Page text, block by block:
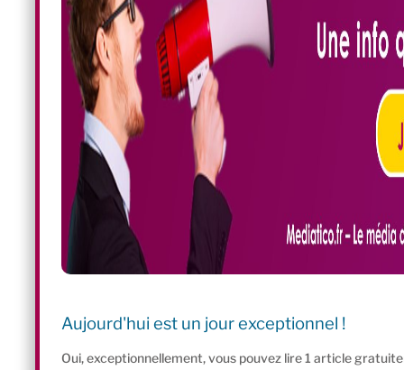
Aujourd'hui est un jour exceptionnel !
Oui, exceptionnellement, vous pouvez lire 1 article